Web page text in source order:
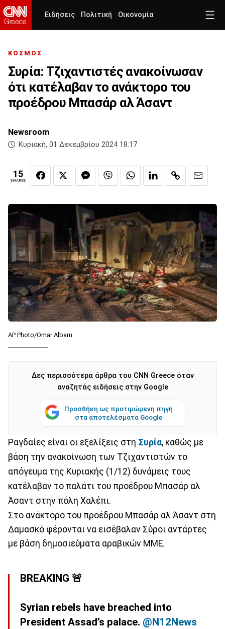
Ειδήσεις Πολιτική Οικονομία
ΚΟΣΜΟΣ
Συρία: Τζιχαντιστές ανακοίνωσαν
ότι κατέλαβαν το ανάκτορο του
προέδρου Μπασάρ αλ Άσαντ
Newsroom
Κυριακή, 01 Δεκεμβρίου 2024 18:17
15
SHARES
AP Photo/Omar Albam
Δες περισσότερα άρθρα του CNN Greece όταν
αναζητάς ειδήσεις στην Google
Προσθήκη ως προτιμώμενη πηγή
στα αποτελέσματα Google
Ραγδαίες είναι οι εξελίξεις στη Συρία, καθώς με
βάση την ανακοίνωση των Τζιχαντιστών το
απόγευμα της Κυριακής (1/12) δυνάμεις τους
κατέλαβαν το παλάτι του προέδρου Μπασάρ αλ
Άσαντ στην πόλη Χαλέπι.
Στο ανάκτορο του προέδρου Μπασάρ αλ Άσαντ στη
Δαμασκό φέρονται να εισέβαλαν Σύροι αντάρτες
με βάση δημοσιεύματα αραβικών ΜΜΕ.
BREAKING 🚨
Syrian rebels have breached into
President Assad’s palace. @N12News